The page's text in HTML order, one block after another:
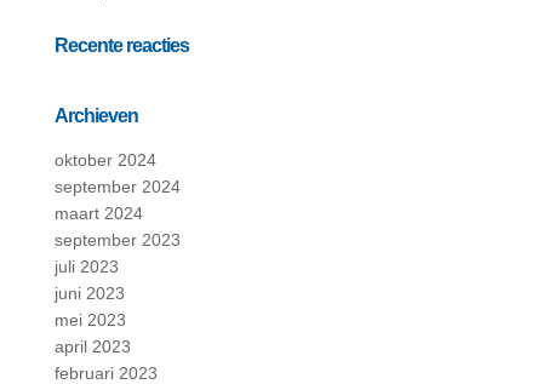
Recente reacties
Archieven
oktober 2024
september 2024
maart 2024
september 2023
juli 2023
juni 2023
mei 2023
april 2023
februari 2023